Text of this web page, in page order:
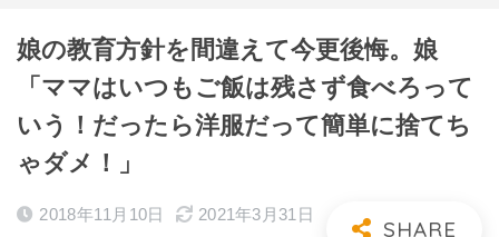
娘の教育方針を間違えて今更後悔。娘
「ママはいつもご飯は残さず食べろって
いう！だったら洋服だって簡単に捨てち
ゃダメ！」
2018年11月10日 2021年3月31日